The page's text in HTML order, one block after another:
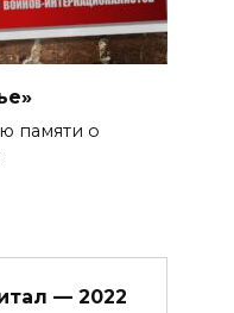
памяти о
— 2022